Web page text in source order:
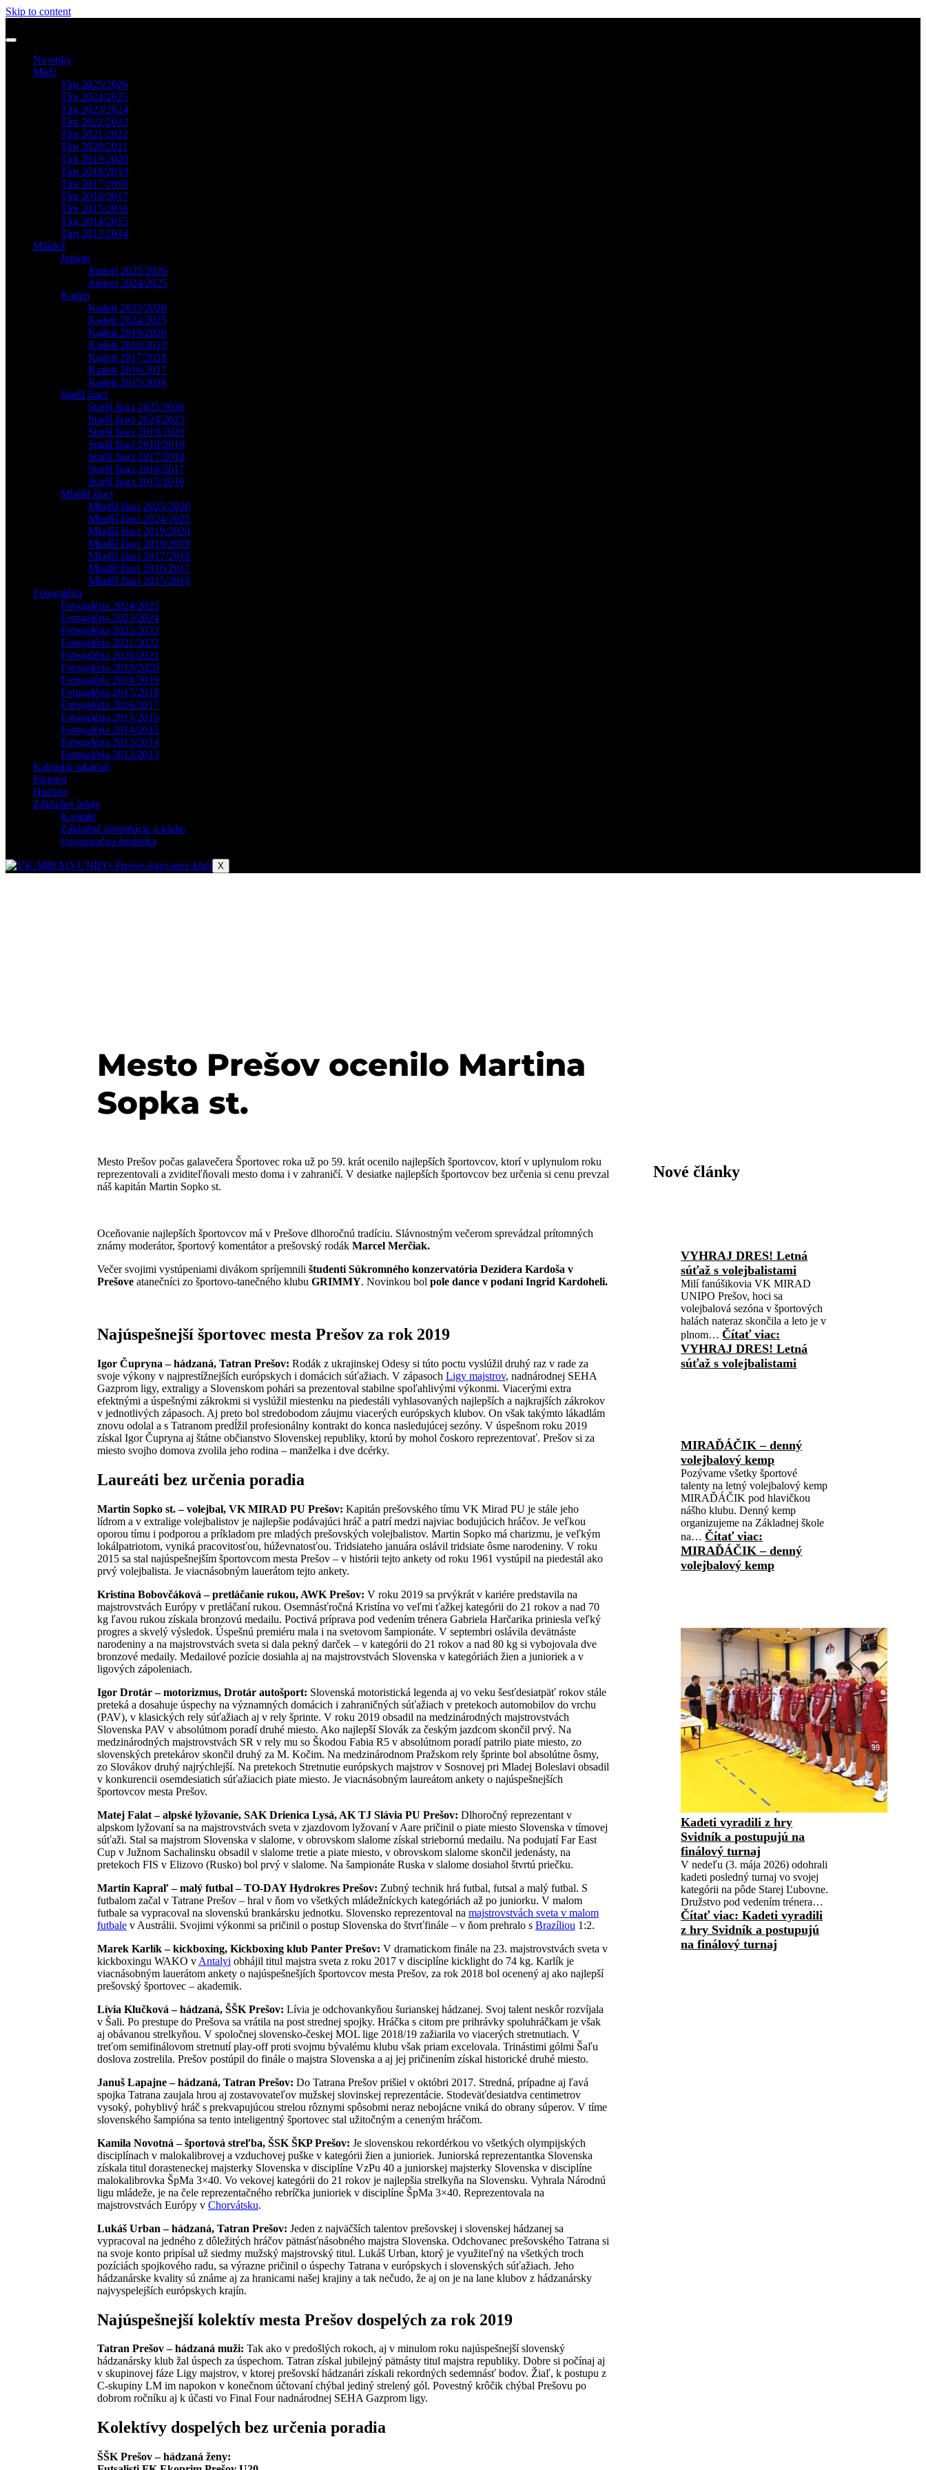
Skip to content
Novinky
Muži
Tím 2025/2026
Tím 2024/2025
Tím 2023/2024
Tím 2022/2023
Tím 2021/2022
Tím 2020/2021
Tím 2019/2020
Tím 2018/2019
Tím 2017/2018
Tím 2016/2017
Tím 2015/2016
Tím 2014/2015
Tím 2013/2014
Mládež
Juniori
Juniori 2025/2026
Juniori 2024/2025
Kadeti
Kadeti 2025/2026
Kadeti 2024/2025
Kadeti 2019/2020
Kadeti 2018/2019
Kadeti 2017/2018
Kadeti 2016/2017
Kadeti 2015/2016
Starší žiaci
Starší žiaci 2025/2026
Starší žiaci 2024/2025
Starší žiaci 2019/2020
Starší žiaci 2018/2019
Starší žiaci 2017/2018
Starší žiaci 2016/2017
Starší žiaci 2015/2016
Mladší žiaci
Mladší žiaci 2025/2026
Mladší žiaci 2024/2025
Mladší žiaci 2019/2020
Mladší žiaci 2018/2019
Mladší žiaci 2017/2018
Mladší žiaci 2016/2017
Mladší žiaci 2015/2016
Fotogaléria
Fotogaléria 2024/2025
Fotogaléria 2023/2024
Fotogaléria 2022/2023
Fotogaléria 2021/2022
Fotogaléria 2020/2021
Fotogaléria 2019/2020
Fotogaléria 2018/2019
Fotogaléria 2017/2018
Fotogaléria 2016/2017
Fotogaléria 2015/2016
Fotogaléria 2014/2015
Fotogaléria 2013/2014
Fotogaléria 2012/2013
Kalendár udalostí
Partneri
História
Základné údaje
Kontakt
Základné informácie o klube
Organizačná štruktúra
X
Mesto Prešov ocenilo Martina
Sopka st.
Mesto Prešov počas galavečera Športovec roka už po 59. krát ocenilo najlepších športovcov, ktorí v uplynulom roku
reprezentovali a zviditeľňovali mesto doma i v zahraničí. V desiatke najlepších športovcov bez určenia si cenu prevzal
náš kapitán Martin Sopko st.
Oceňovanie najlepších športovcov má v Prešove dlhoročnú tradíciu. Slávnostným večerom sprevádzal prítomných
známy moderátor, športový komentátor a prešovský rodák Marcel Merčiak.
Večer svojimi vystúpeniami divákom spríjemnili študenti Súkromného konzervatória Dezidera Kardoša v
Prešoveatanečníci zo športovo-tanečného klubu GRIMMY. Novinkou bol pole dance v podaní Ingrid Kardoheli.
Najúspešnejší športovec mesta Prešov za rok 2019
Igor Čupryna – hádzaná, Tatran Prešov: Rodák z ukrajinskej Odesy si túto poctu vyslúžil druhý raz v rade za
svoje výkony v najprestížnejších európskych i domácich súťažiach. V zápasoch Ligy majstrov, nadnárodnej SEHA
Gazprom ligy, extraligy a Slovenskom pohári sa prezentoval stabilne spoľahlivými výkonmi. Viacerými extra
efektnými a úspešnými zákrokmi si vyslúžil miestenku na piedestáli vyhlasovaných najlepších a najkrajších zákrokov
v jednotlivých zápasoch. Aj preto bol stredobodom záujmu viacerých európskych klubov. On však takýmto lákadlám
znovu odolal a s Tatranom predĺžil profesionálny kontrakt do konca nasledujúcej sezóny. V úspešnom roku 2019
získal Igor Čupryna aj štátne občianstvo Slovenskej republiky, ktorú by mohol čoskoro reprezentovať. Prešov si za
miesto svojho domova zvolila jeho rodina – manželka i dve dcérky.
Laureáti bez určenia poradia
Martin Sopko st. – volejbal, VK MIRAD PU Prešov: Kapitán prešovského tímu VK Mirad PU je stále jeho
lídrom a v extralige volejbalistov je najlepšie podávajúci hráč a patrí medzi najviac bodujúcich hráčov. Je veľkou
oporou tímu i podporou a príkladom pre mladých prešovských volejbalistov. Martin Sopko má charizmu, je veľkým
lokálpatriotom, vyniká pracovitosťou, húževnatosťou. Tridsiateho januára oslávil tridsiate ôsme narodeniny. V roku
2015 sa stal najúspešnejším športovcom mesta Prešov – v histórii tejto ankety od roku 1961 vystúpil na piedestál ako
prvý volejbalista. Je viacnásobným lauerátom tejto ankety.
Kristína Bobovčáková – pretláčanie rukou, AWK Prešov: V roku 2019 sa prvýkrát v kariére predstavila na
majstrovstvách Európy v pretláčaní rukou. Osemnásťročná Kristína vo veľmi ťažkej kategórii do 21 rokov a nad 70
kg ľavou rukou získala bronzovú medailu. Poctivá príprava pod vedením trénera Gabriela Harčarika priniesla veľký
progres a skvelý výsledok. Úspešnú premiéru mala i na svetovom šampionáte. V septembri oslávila devätnáste
narodeniny a na majstrovstvách sveta si dala pekný darček – v kategórii do 21 rokov a nad 80 kg si vybojovala dve
bronzové medaily. Medailové pozície dosiahla aj na majstrovstvách Slovenska v kategóriách žien a junioriek a v
ligových zápoleniach.
Igor Drotár – motorizmus, Drotár autošport: Slovenská motoristická legenda aj vo veku šesťdesiatpäť rokov stále
preteká a dosahuje úspechy na významných domácich i zahraničných súťažiach v pretekoch automobilov do vrchu
(PAV), v klasických rely súťažiach aj v rely šprinte. V roku 2019 obsadil na medzinárodných majstrovstvách
Slovenska PAV v absolútnom poradí druhé miesto. Ako najlepší Slovák za českým jazdcom skončil prvý. Na
medzinárodných majstrovstvách SR v rely mu so Škodou Fabia R5 v absolútnom poradí patrilo piate miesto, zo
slovenských pretekárov skončil druhý za M. Kočim. Na medzinárodnom Pražskom rely šprinte bol absolútne ôsmy,
zo Slovákov druhý najrýchlejší. Na pretekoch Stretnutie európskych majstrov v Sosnovej pri Mladej Boleslavi obsadil
v konkurencii osemdesiatich súťažiacich piate miesto. Je viacnásobným laureátom ankety o najúspešnejších
športovcov mesta Prešov.
Matej Falat – alpské lyžovanie, SAK Drienica Lysá, AK TJ Slávia PU Prešov: Dlhoročný reprezentant v
alpskom lyžovaní sa na majstrovstvách sveta v zjazdovom lyžovaní v Aare pričinil o piate miesto Slovenska v tímovej
súťaži. Stal sa majstrom Slovenska v slalome, v obrovskom slalome získal striebornú medailu. Na podujatí Far East
Cup v Južnom Sachalinsku obsadil v slalome tretie a piate miesto, v obrovskom slalome skončil jedenásty, na
pretekoch FIS v Elizovo (Rusko) bol prvý v slalome. Na šampionáte Ruska v slalome dosiahol štvrtú priečku.
Martin Kapraľ – malý futbal – TO-DAY Hydrokres Prešov: Zubný technik hrá futbal, futsal a malý futbal. S
futbalom začal v Tatrane Prešov – hral v ňom vo všetkých mládežníckych kategóriách až po juniorku. V malom
futbale sa vypracoval na slovenskú brankársku jednotku. Slovensko reprezentoval na majstrovstvách sveta v malom
futbalev Austrálii. Svojimi výkonmi sa pričinil o postup Slovenska do štvrťfinále – v ňom prehralo s Brazíliou 1:2.
Marek Karlík – kickboxing, Kickboxing klub Panter Prešov: V dramatickom finále na 23. majstrovstvách sveta v
kickboxingu WAKO v Antalyi obhájil titul majstra sveta z roku 2017 v disciplíne kicklight do 74 kg. Karlík je
viacnásobným lauerátom ankety o najúspešnešjích športovcov mesta Prešov, za rok 2018 bol ocenený aj ako najlepší
prešovský športovec – akademik.
Lívia Klučková – hádzaná, ŠŠK Prešov: Lívia je odchovankyňou šurianskej hádzanej. Svoj talent neskôr rozvíjala
v Šali. Po prestupe do Prešova sa vrátila na post strednej spojky. Hráčka s citom pre prihrávky spoluhráčkam je však
aj obávanou strelkyňou. V spoločnej slovensko-českej MOL lige 2018/19 zažiarila vo viacerých stretnutiach. V
treťom semifinálovom stretnutí play-off proti svojmu bývalému klubu však priam excelovala. Trinástimi gólmi Šaľu
doslova zostrelila. Prešov postúpil do finále o majstra Slovenska a aj jej pričinením získal historické druhé miesto.
Januš Lapajne – hádzaná, Tatran Prešov: Do Tatrana Prešov prišiel v októbri 2017. Stredná, prípadne aj ľavá
spojka Tatrana zaujala hrou aj zostavovateľov mužskej slovinskej reprezentácie. Stodeväťdesiatdva centimetrov
vysoký, pohyblivý hráč s prekvapujúcou strelou rôznymi spôsobmi neraz nebojácne vniká do obrany súperov. V tíme
slovenského šampióna sa tento inteligentný športovec stal užitočným a ceneným hráčom.
Kamila Novotná – športová streľba, ŠSK ŠKP Prešov: Je slovenskou rekordérkou vo všetkých olympijských
disciplínach v malokalibrovej a vzduchovej puške v kategórii žien a junioriek. Juniorská reprezentantka Slovenska
získala titul dorasteneckej majsterky Slovenska v disciplíne VzPu 40 a juniorskej majsterky Slovenska v disciplíne
malokalibrovka ŠpMa 3×40. Vo vekovej kategórii do 21 rokov je najlepšia strelkyňa na Slovensku. Vyhrala Národnú
ligu mládeže, je na čele reprezentačného rebríčka junioriek v disciplíne ŠpMa 3×40. Reprezentovala na
majstrovstvách Európy v Chorvátsku.
Lukáš Urban – hádzaná, Tatran Prešov: Jeden z najväčších talentov prešovskej i slovenskej hádzanej sa
vypracoval na jedného z dôležitých hráčov pätnásťnásobného majstra Slovenska. Odchovanec prešovského Tatrana si
na svoje konto pripísal už siedmy mužský majstrovský titul. Lukáš Urban, ktorý je využiteľný na všetkých troch
pozíciách spojkového radu, sa výrazne pričinil o úspechy Tatrana v európskych i slovenských súťažiach. Jeho
hádzanárske kvality sú známe aj za hranicami našej krajiny a tak nečudo, že aj on je na lane klubov z hádzanársky
najvyspelejších európskych krajín.
Najúspešnejší kolektív mesta Prešov dospelých za rok 2019
Tatran Prešov – hádzaná muži: Tak ako v predošlých rokoch, aj v minulom roku najúspešnejší slovenský
hádzanársky klub žal úspech za úspechom. Tatran získal jubilejný pätnásty titul majstra republiky. Dobre si počínaj aj
v skupinovej fáze Ligy majstrov, v ktorej prešovskí hádzanári získali rekordných sedemnásť bodov. Žiaľ, k postupu z
C-skupiny LM im napokon v konečnom účtovaní chýbal jediný strelený gól. Povestný krôčik chýbal Prešovu po
dobrom ročníku aj k účasti vo Final Four nadnárodnej SEHA Gazprom ligy.
Kolektívy dospelých bez určenia poradia
ŠŠK Prešov – hádzaná ženy:
Nové články
VYHRAJ DRES! Letná
súťaž s volejbalistami
Milí fanúšikovia VK MIRAD
UNIPO Prešov, hoci sa
volejbalová sezóna v športových
halách nateraz skončila a leto je v
plnom…Čítať viac:
VYHRAJ DRES! Letná
súťaž s volejbalistami
MIRAĎÁČIK – denný
volejbalový kemp
Pozývame všetky športové
talenty na letný volejbalový kemp
MIRAĎÁČIK pod hlavičkou
nášho klubu. Denný kemp
organizujeme na Základnej škole
na…Čítať viac:
MIRAĎÁČIK – denný
volejbalový kemp
Kadeti vyradili z hry
Svidník a postupujú na
finálový turnaj
V nedeľu (3. mája 2026) odohrali
kadeti posledný turnaj vo svojej
kategórii na pôde Starej Ľubovne.
Družstvo pod vedením trénera…
Čítať viac: Kadeti vyradili
z hry Svidník a postupujú
na finálový turnaj